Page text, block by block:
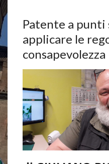
Patente a
applicare le
consapevolezza